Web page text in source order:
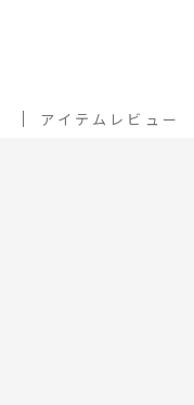
アイテムレビュー